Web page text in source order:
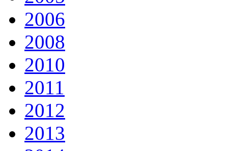
2006
2008
2010
2011
2012
2013